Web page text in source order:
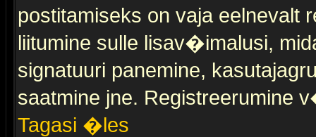
postitamiseks on vaja eelnevalt
liitumine sulle lisav�imalusi,
signatuuri panemine,
saatmine jne. Registreerumine
Tagasi �les